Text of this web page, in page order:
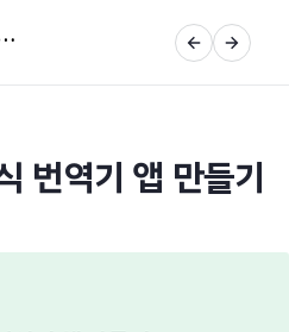
음성 인식 번역기 앱 만들기
번역기 앱 만들기